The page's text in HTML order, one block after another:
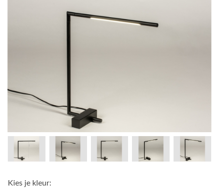
Kies je kleur: